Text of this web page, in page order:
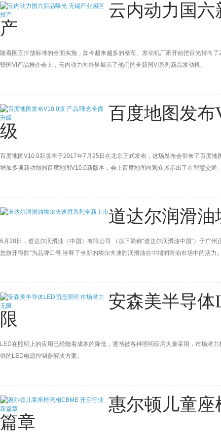
云内动力国
产
随着国五排放标准的全面实施，如今越来越多的整车、发动机厂家开始把目光转向
暨国VI产品推介会上，云内动力向外界展示了他们的全新国VI系列新品发动机。
百度地图发布
级
百度地图V10.0新版本于2017年7月25日在北京正式发布，这场发布会带来了百度地
增加多项新功能的百度地图V10.0新版本，会上百度地图向观众展示出了在智慧交通
道达尔润滑
6月28日，道达尔润滑油（中国）有限公司 （以下简称“道达尔润滑油中国”）于广
您旗开得胜”为品牌口号,诠释了全新的埃尔夫速胜润滑油在中端润滑油市场中的活力
安森美半导
限
LED在照明上的应用已经随着成本的降低，逐渐被各种照明应用大量采用，市场潜
供的LED电源控制器解决方案。
惠尔顿儿童座
篇章